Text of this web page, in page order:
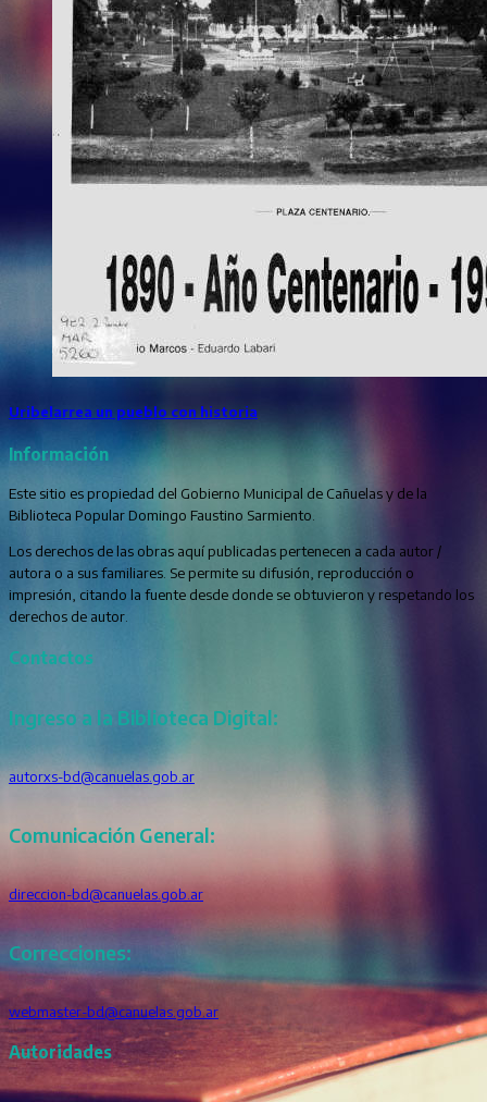
Uribelarrea un pueblo con historia
Información
Este sitio es propiedad del Gobierno Municipal de Cañuelas y de la
Biblioteca Popular Domingo Faustino Sarmiento.
Los derechos de las obras aquí publicadas pertenecen a cada autor /
autora o a sus familiares. Se permite su difusión, reproducción o
impresión, citando la fuente desde donde se obtuvieron y respetando los
derechos de autor.
Contactos
Ingreso a la Biblioteca Digital:
autorxs-bd@canuelas.gob.ar
Comunicación General:
direccion-bd@canuelas.gob.ar
Correcciones:
webmaster-bd@canuelas.gob.ar
Autoridades